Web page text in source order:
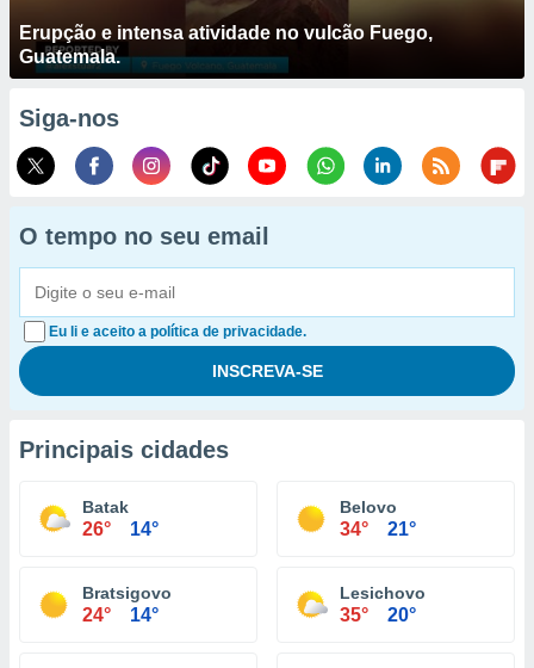
Erupção e intensa atividade no vulcão Fuego,
Guatemala.
Siga-nos
O tempo no seu email
Eu li e aceito a política de privacidade.
Principais cidades
Batak
26° 14°
Belovo
34° 21°
Bratsigovo
24° 14°
Lesichovo
35° 20°